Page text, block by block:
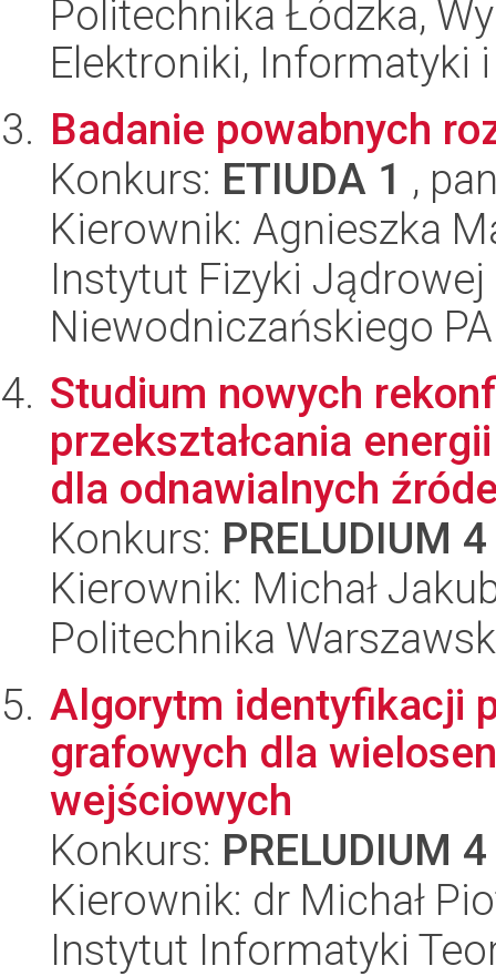
Politechnika Łódzka,
Elektroniki, Informatyki
Badanie powabnych
Konkurs: ETIUDA 1 ,
Kierownik: Agnieszka
Instytut Fizyki
Niewodniczańskiego
Studium nowych
przekształcania
dla odnawialnych
Konkurs: PRELUDIUM 4
Kierownik: Michał
Politechnika
Algorytm identyfikacji
grafowych dla
wejściowych
Konkurs: PRELUDIUM 4
Kierownik: dr Michał
Instytut Informatyki